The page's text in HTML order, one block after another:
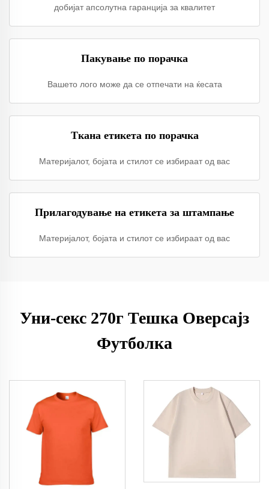
добијат апсолутна гаранција за квалитет
Пакување по порачка
Вашето лого може да се отпечати на ќесата
Ткана етикета по порачка
Материјалот, бојата и стилот се избираат од вас
Прилагодување на етикета за штампање
Материјалот, бојата и стилот се избираат од вас
Уни-секс 270г Тешка Оверсајз
Футболка